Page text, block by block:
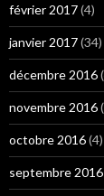
février 2017(4)
janvier 2017(34)
décembre 2016
novembre 2016
octobre 2016(4)
septembre 2016